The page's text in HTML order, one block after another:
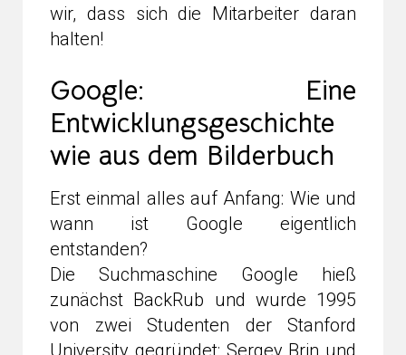
wir, dass sich die Mitarbeiter daran
halten!
Google: Eine
Entwicklungsgeschichte
wie aus dem Bilderbuch
Erst einmal alles auf Anfang: Wie und
wann ist Google eigentlich
entstanden?
Die Suchmaschine Google hieß
zunächst BackRub und wurde 1995
von zwei Studenten der Stanford
University gegründet: Sergey Brin und